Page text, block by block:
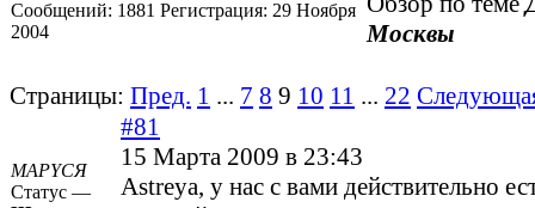
Сообщений: 1881 Регистрация: 29 Ноября
2004
Москвы
Страницы: Пред. 1 ... 7 8 9 10 11 ... 22
MAPYCЯ
Статус —
#81
15 Марта 2009 в 23:43
Astreya, у нас с вами действительно